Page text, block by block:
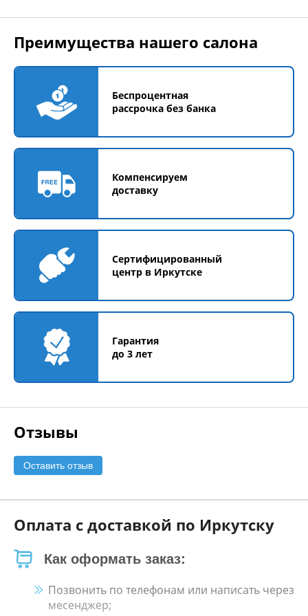
Преимущества нашего салона
Беспроцентная
рассрочка без банка
Компенсируем
доставку
Сертифицированный
центр в Иркутске
Гарантия
до 3 лет
Отзывы
Оставить отзыв
Оплата с доставкой по Иркутску
Как оформать заказ:
Позвонить по телефонам или написать через
месенджер;